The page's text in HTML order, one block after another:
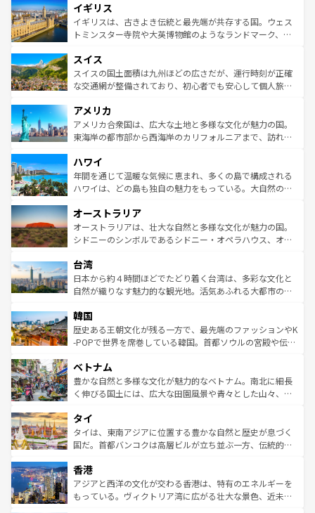
いる。シャンパンの発祥地であるランス、プロヴァンスの
香り高いラベンダー畑など、多彩な楽しみ方が可能だ。さ
らに、パリ以外の地域にも魅力が溢れており、どの街角に
れる地方に足を運ぶとそれぞれで全く異なる文化を体験で
きるだろう。 なお、新着のフランス情報はコンテンツ一覧
を参照してほしい。
顔を持つこの国は、どこを歩いても飽きることがない。ベ
ルリンの文化的活気、バイエルン州のアルプスの絶景、そ
してライン川沿いのワイン畑といった風景は必見。ビール
は、お酒好きな人にはぜひ体験してほしい。 なお、新着の
ドイツ情報はコンテンツ一覧を参照してほしい。
イギリス
イギリスは、古きよき伝統と最先端が共存する国。ウェス
トミンスター寺院や大英博物館のようなランドマーク、歴
リアごとに異なる魅力がある。また、優雅なアフタヌーン
ティー、ビール好きにはたまらない英国パブ、サッカー観
戦など、本場だからこそできる体験も豊富。イギリスを旅
ンツ一覧を参照してほしい。
スイス
スイスの国土面積は九州ほどの広さだが、運行時刻が正確
な交通網が整備されており、初心者でも安心して個人旅行
の建物がそのまま残る町や、スイスならではのユニークな
博物館もあり、アルプス観光だけでなく町歩きも満喫する
ことができる。国民の所得が高いため物価も高いが、旅行
ば市内交通費無料で観光を楽しむこともできる。 なお、新
着のスイス情報はコンテンツ一覧 を参照してほしい。
アメリカ
アメリカ合衆国は、広大な土地と多様な文化が魅力の国。
東海岸の都市部から西海岸のカリフォルニアまで、訪れる
のような巨大都市は、観光、ショッピング、エンターテイ
ンメントが詰まった刺激的なスポットだ。一方、アメリカ
西部には大自然が広がり、グランドキャニオンやイエロー
部のニューオーリンズでは、音楽と美食が融合した独特の
文化が魅力。旅行者はアメリカの各地域で異なる魅力を楽
しみながら、その多様性と豊かな歴史を感じることができ
ならではの贅沢な旅のスタイルだ。 なお、新着のアメリカ
情報はコンテンツ一覧を参照してほしい。
ハワイ
年間を通じて温暖な気候に恵まれ、多くの島で構成される
ハワイは、どの島も独自の魅力をもっている。大自然の神
ワイ島は見逃せない。また、定番の観光地といえばオアフ
島だが、静かな自然を求めるならマウイ島やカウアイ島が
おすすめ。エメラルドグリーンに輝く海をはじめ、豊かな
れるおもてなしの心で訪れる人々を迎えてくれるハワイの
人々、おいしいローカルフードやハワイアンミュージッ
ク、伝統的なフラダンスなど、すべてがハワイの魅力を彩
ワイを、存分に味わってほしい。 なお、新着のハワイ情報
はコンテンツ一覧を参照してほしい。
オーストラリア
オーストラリアは、壮大な自然と多様な文化が魅力の国。
シドニーのシンボルであるシドニー・オペラハウス、オー
リアリーフや大陸中央部にそびえるウルル（エアーズロッ
ク）、タスマニアの美しい原生林やケアンズの熱帯雨林な
ど、見どころがたくさん。また、カフェやワイン、オージ
いる。アクティビティも充実しており、サーフィンやダイ
ビング、ハイキングなど、アウトドア好きにはたまらな
い。オーストラリアの多彩な魅力を存分に味わいつくそ
参照してほしい。
台湾
日本から約４時間ほどでたどり着く台湾は、多彩な文化と
自然が織りなす魅力的な観光地。活気あふれる大都市の台
ン）、静ひつな山岳地帯である台湾東部など、都市の喧騒
と山間の静けさが共存しており、訪れる人に新しい発見と
驚きをもたらしてくれる。また、奥深い台湾の食文化も魅
容にもいいと評判のスイーツなど、バラエティ豊かな料理
が味わえる。 なお、新着の台湾情報は コンテンツ一覧を参
照してほしい。
韓国
歴史ある王朝文化が残る一方で、最先端のファッションやK
-POPで世界を席巻している韓国。首都ソウルの宮殿や伝統
き、地方に足を延ばせば四季折々の自然美を楽しむことが
できる。そして、キムチや焼肉、絶品のストリートフード
まで、さまざまな韓国料理が待っている。夜には、韓国な
リティに包まれながら、韓国の多彩な魅力を心ゆくまで味
わってみてほしい。 なお、新着の韓国情報はコンテンツ一
覧を参照してほしい。
ベトナム
豊かな自然と多様な文化が魅力的なベトナム。南北に細長
く伸びる国土には、広大な田園風景や青々とした山々、世
急速な発展と共に伝統が息づく。ハノイの古い町並みやホ
ーチミン市のフランス統治時代の建物も、独特の雰囲気を
醸し出している。また、バラエティの豊かさとおいしさで
とつ。フォーやバインミー、ベトナムコーヒーなどは、ぜ
ひ現地で味わいたい。どの地域を訪れてもあたたかい人々
が旅行者を迎えてくれるので、きっと忘れられない旅にな
タイ
タイは、東南アジアに位置する豊かな自然と歴史が息づく
国だ。首都バンコクは高層ビルが立ち並ぶ一方、伝統的な
の活気が交差している。北部ではチェンマイなどの山岳地
帯で自然と触れ合い、南部ではプーケットやクラビの美し
いビーチでリゾート気分を楽しむことができる。タイ料理
香港
アジアと西洋の文化が交わる香港は、特有のエネルギーを
もっている。ヴィクトリア湾に広がる壮大な景色、近未来